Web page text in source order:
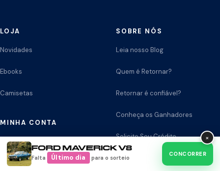
×
FORD MAVERICK V8
Falta Último dia para o sorteio
CONCORRER
LOJA
Novidades
Ebooks
Camisetas
MINHA CONTA
Minha Conta
SOBRE NÓS
Leia nosso Blog
Quem é Retornar?
Retornar é confiável?
Conheça os Ganhadores
Solicite Seu Crédito
Trabalhe Conosco